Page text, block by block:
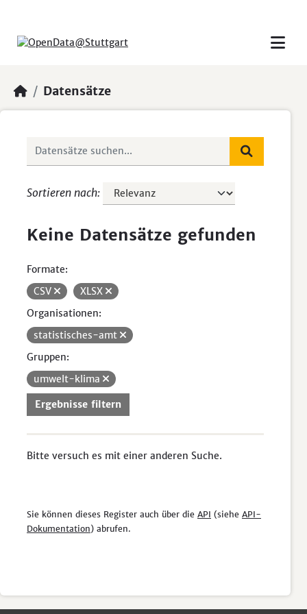
Datensätze
Sortieren nach
Keine Datensätze gefunden
Formate:
CSV
XLSX
Organisationen:
statistisches-amt
Gruppen:
umwelt-klima
Ergebnisse filtern
Bitte versuch es mit einer anderen Suche.
Sie können dieses Register auch über die API (siehe API-
Dokumentation) abrufen.